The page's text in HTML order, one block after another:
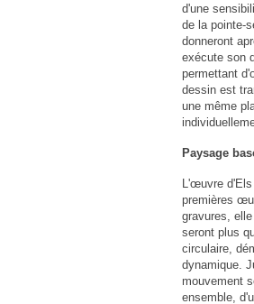
d'une
de la pointe-
donneront
exécute son
permettant
dessin est
une même
Paysage
L'œuvre
premières
gravures,
seront plus
circulaire,
dynamique.
mouvement
ensemble,